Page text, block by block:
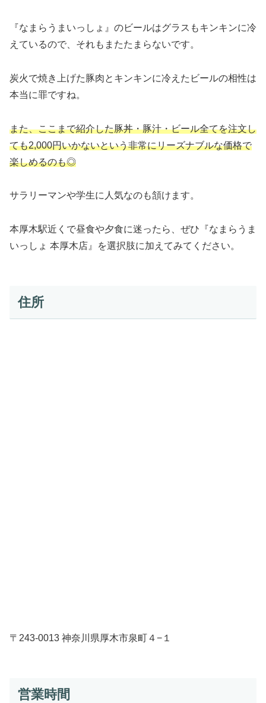
『なまらうまいっしょ』のビールはグラスもキンキンに冷
えているので、それもまたたまらないです。
炭火で焼き上げた豚肉とキンキンに冷えたビールの相性は
本当に罪ですね。
また、ここまで紹介した豚丼・豚汁・ビール全てを注文し
ても2,000円いかないという非常にリーズナブルな価格で
楽しめるのも◎
サラリーマンや学生に人気なのも頷けます。
本厚木駅近くで昼食や夕食に迷ったら、ぜひ『なまらうま
いっしょ 本厚木店』を選択肢に加えてみてください。
住所
〒243-0013 神奈川県厚木市泉町４−１
営業時間